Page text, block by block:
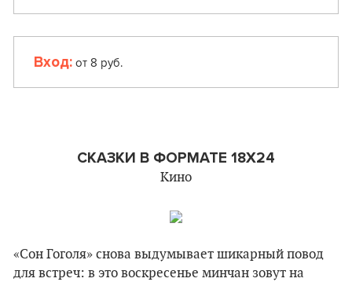
Вход:от 8 руб.
СКАЗКИ В ФОРМАТЕ 18Х24
Кино
«Сон Гоголя» снова выдумывает шикарный повод
для встреч: в это воскресенье минчан зовут на